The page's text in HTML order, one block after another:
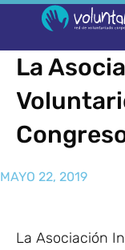
La
MAYO 22, 2019
La Asociación